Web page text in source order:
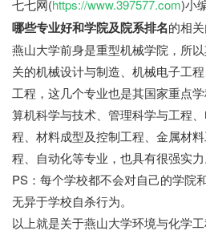
七七网(https://www.397577.com)小
哪些专业好和学院及院系排名的相关
燕山大学前身是重型机械学院，所
关的机械设计与制造、机械电子工
工程，这几个专业也是其国家重点
算机科学与技术、管理科学与工程
程、材料成型及控制工程、金属材
程、自动化等专业，也具有很强实力
PS：每个学校都不会对自己的学院
无异于学校自杀行为。
以上就是关于燕山大学环境与化学